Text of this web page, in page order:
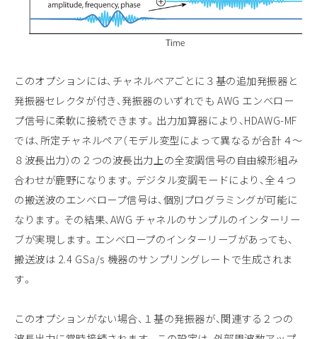
このオプションには、チャネルペアごとに３基の追加発振器と
発振器セレクタが付き、発振器のいずれでも AWG エンベロー
プ信号に柔軟に接続できます。出力加算器により、HDAWG-MF
では、所定チャネルペア（モデル変型によって異なるが合計４～
８波長出力）の２つの波長出力上の全変調信号の自由線形組み
合わせが鹿野になります。デジタル変調モードにより、全４つ
の搬送波のエンベロープ信号は、個別プログラミングが可能に
なります。その結果、AWG チャネルのサンプルのインターリー
ブが実現します。エンベロープのインターリーブがあっても、
搬送波は 2.4 GSa/s 機器のサンプリングレートで生成されま
す。
このオプションがない場合、１基の発振器が、関連する２つの